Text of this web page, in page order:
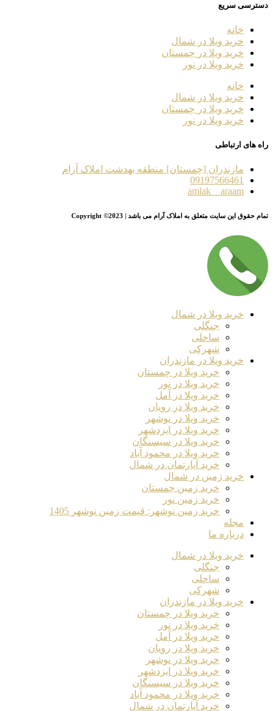
دسترسی سریع
خانه
خرید ویلا در شمال
خرید ویلا در چمستان
خرید ویلا در نور
خانه
خرید ویلا در شمال
خرید ویلا در چمستان
خرید ویلا در نور
راه های ارتباطی
مازندران [چمستان] منطقه بهدشت املاک آرام
09197566461
amlak__araam
تمام حقوق این سایت متعلق به املاک آرام می باشد | Copyright ©2023
خرید ویلا در شمال
جنگلی
ساحلی
شهرکی
خرید ویلا در مازندران
خرید ویلا در چمستان
خرید ویلا در نور
خرید ویلا در آمل
خرید ویلا در رویان
خرید ویلا در نوشهر
خرید ویلا در ایزدشهر
خرید ویلا در سیسنگان
خرید ویلا در محمود آباد
خرید آپارتمان در شمال
خرید زمین در شمال
خرید زمین چمستان
خرید زمین نور
خرید زمین نوشهر: قیمت زمین نوشهر 1405
مجله
درباره ما
خرید ویلا در شمال
جنگلی
ساحلی
شهرکی
خرید ویلا در مازندران
خرید ویلا در چمستان
خرید ویلا در نور
خرید ویلا در آمل
خرید ویلا در رویان
خرید ویلا در نوشهر
خرید ویلا در ایزدشهر
خرید ویلا در سیسنگان
خرید ویلا در محمود آباد
خرید آپارتمان در شمال